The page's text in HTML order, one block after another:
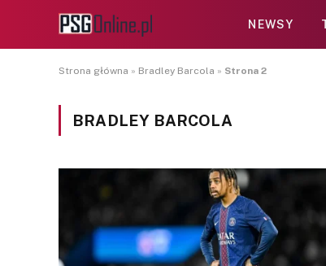
NEWSY
Strona główna » Bradley Barcola » Strona 2
BRADLEY BARCOLA